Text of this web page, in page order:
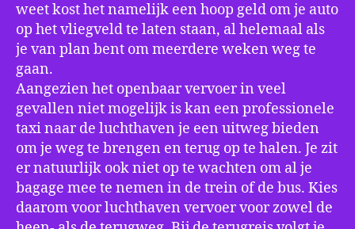
weet kost het namelijk een hoop geld om je auto
op het vliegveld te laten staan, al helemaal als
je van plan bent om meerdere weken weg te
gaan.
Aangezien het openbaar vervoer in veel
gevallen niet mogelijk is kan een professionele
taxi naar de luchthaven je een uitweg bieden
om je weg te brengen en terug op te halen. Je zit
er natuurlijk ook niet op te wachten om al je
bagage mee te nemen in de trein of de bus. Kies
daarom voor luchthaven vervoer voor zowel de